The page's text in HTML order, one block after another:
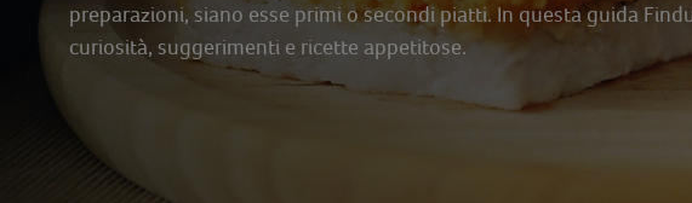
preparazioni, siano esse primi o secondi piatti. In questa guida
curiosità, suggerimenti e ricette appetitose.